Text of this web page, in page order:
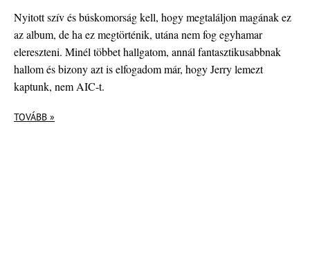
Nyitott szív és búskomorság kell, hogy megtaláljon magának ez
az album, de ha ez megtörténik, utána nem fog egyhamar
elereszteni. Minél többet hallgatom, annál fantasztikusabbnak
hallom és bizony azt is elfogadom már, hogy Jerry lemezt
kaptunk, nem AIC-t.
TOVÁBB »